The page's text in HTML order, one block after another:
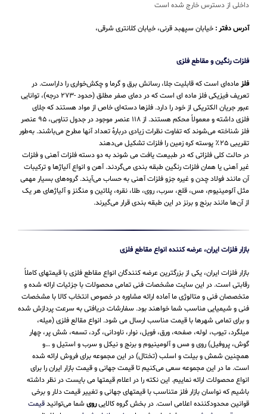
داخلی از دسترس خارج شده است
آدرس دفتر : خیابان سپهبد قرنی، خیابان کلانتری شرقی،
فلزات رنگین و مقاطع فلزی
فلزماده‌ای است که قابلیت جلا، رسانش برق و گرما و چکش‌خواری را داراست. در
تعریف فیزیکی فلز ماده ای است که در دمای صفر مطلق (حدود -۲۷۳ درجه)، توانایی
عبور جریان الکتریکی از خود را دارد. فلزها دسته‌ای خاص از مواد هستند که جلای
فلزی داشته و معمولاً محکم هستند. از ۱۱۸ عنصر موجود در جدول تناوبی، ۹۵ عنصر
فلز شناخته می‌شوند که تفاوت نظرات زیادی دربارهٔ تعداد آنها مطرح می‌باشند. به‌طور
تقریبی ۲۵٪ پوسته کره زمین را فلزات تشکیل می‌دهند
در حالت کلی فلزاتی که در طبیعت یافت می شوند به دو دسته فلزات آهنی و فلزات
غیر آهنی یا همان فلزات رنگین طبقه بندی می‌گردند. آهن و انواع آلیاژها و ترکیبات
آن مانند فولاد چدن و غیره جزو فلزات آهنی به حساب می‌‌آیند. گروه‌های بسیار مهمی
مثل آلومینیوم، مس، قلع، سرب، روی، طلا، نقره، پلاتین و منگنز و آلیاژهای هر یک
از آن‌ها مانند برنج و برنز در این طبقه‌ بندی قرار می‌‌گیرند.
بازار فلزات ایران، عرضه کننده انواع مقاطع فلزی
بازار فلزات ایران، یکی از بزرگترین عرضه کنندگان انواع مقاطع فلزی با قیمتهای کاملاً
رقابتی است. در این سایت مشخصات فنی تمامی محصولات با جزئیات ارائه شده و
متخصصان فنی و متالوژی ما آماده ارائه مشاوره در خصوص انتخاب کالا با مشخصات
فنی و شیمیایی مناسب شما خواهند بود. سفارشات دریافتی به سرعت پردازش شده
و برای تمامی شهرها با قیمت مناسب ارسال می شود. انواع مقالع فلزی (میله،
میلگرد، تیوب، لوله، صفحه، ورق، فویل، نوار، ناودانی، گرد، تسمه، شش پر، چهار
گوش، پروفیل) روی و مس و آلومینیوم و برنج و نیکل و سرب و استیل و …و
همچنین شمش و بیلت و اسلب (تختال) در این مجموعه برای فروش ارائه شده
است. ما در این مجموعه سعی می‌کنیم تا قیمت جهانی و قیمت بازار ایران را برای
انواع محصولات ارائه نماییم. این نکته را در اعلام قیمتها می بایست در نظر داشته
باشیم که نواسان بازار فلز متناسب با قیمتهای جهانی و تغییر قیمت دلار و برخی
قوانین محدودکننده اعلامی است. در بخش گروه کالاییروی شما می‌توانیدقیمت